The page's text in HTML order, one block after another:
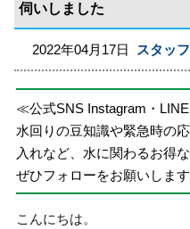
伺いしました
2022年04月17日 スタッ
≪公式SNS Instagram・
水回りの豆知識や緊急時の
入れなど、水に関わるお得
ぜひフォローをお願いします
こんにちは。